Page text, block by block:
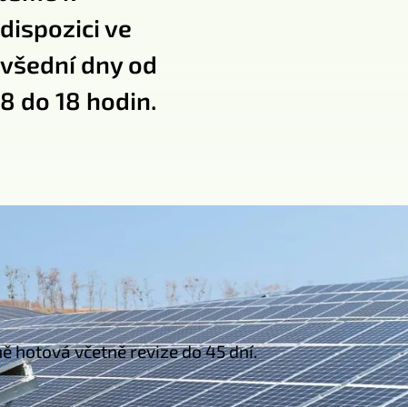
dispozici ve
všední dny od
8 do 18 hodin.
hotová včetně revize do 45 dní.